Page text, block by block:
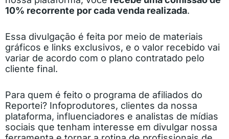
10% recorrente por cada venda realizada.
Essa divulgação é feita por meio de materiais
gráficos e links exclusivos, e o valor recebido vai
variar de acordo com o plano contratado pelo
cliente final.
Para quem é feito o programa de afiliados do
Reportei? Infoprodutores, clientes da nossa
plataforma, influenciadores e analistas de mídias
sociais que tenham interesse em divulgar nossa